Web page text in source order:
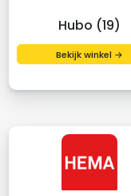
Hubo (19)
Bekijk winkel →